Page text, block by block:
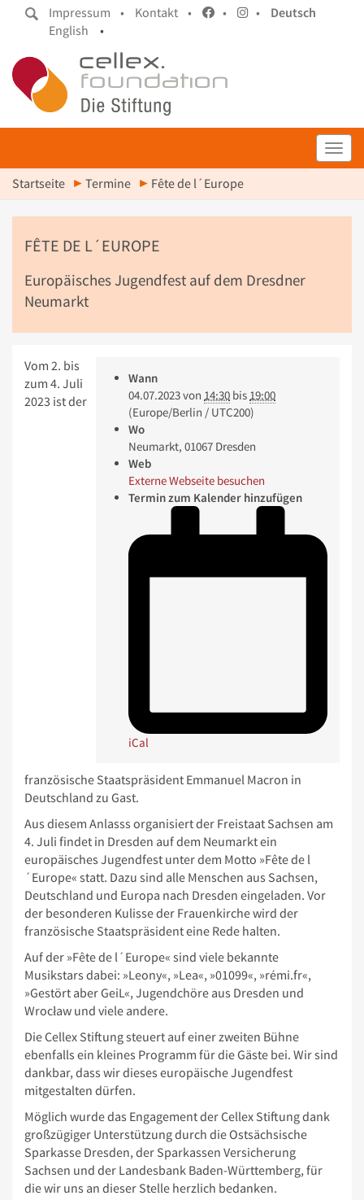
Impressum • Kontakt • • •
Deutsch
English
•
Startseite Termine Fête de l´Europe
FÊTE DE L´EUROPE
Europäisches Jugendfest auf dem Dresdner
Neumarkt
Wann
04.07.2023von 14:30 bis 19:00
(Europe/Berlin / UTC200)
Wo
Neumarkt, 01067 Dresden
Web
Externe Webseite besuchen
Termin zum Kalender hinzufügen
iCal
Vom 2. bis
zum 4. Juli
2023 ist der
französische Staatspräsident Emmanuel Macron in
Deutschland zu Gast.
Aus diesem Anlasss organisiert der Freistaat Sachsen am
4. Juli findet in Dresden auf dem Neumarkt ein
europäisches Jugendfest unter dem Motto »Fête de l
´Europe« statt. Dazu sind alle Menschen aus Sachsen,
Deutschland und Europa nach Dresden eingeladen. Vor
der besonderen Kulisse der Frauenkirche wird der
französische Staatspräsident eine Rede halten.
Auf der »Fête de l´Europe« sind viele bekannte
Musikstars dabei: »Leony«, »Lea«, »01099«, »rémi.fr«,
»Gestört aber GeiL«, Jugendchöre aus Dresden und
Wrocław und viele andere.
Die Cellex Stiftung steuert auf einer zweiten Bühne
ebenfalls ein kleines Programm für die Gäste bei. Wir sind
dankbar, dass wir dieses europäische Jugendfest
mitgestalten dürfen.
Möglich wurde das Engagement der Cellex Stiftung dank
großzügiger Unterstützung durch die Ostsächsische
Sparkasse Dresden, der Sparkassen Versicherung
Sachsen und der Landesbank Baden-Württemberg, für
die wir uns an dieser Stelle herzlich bedanken.